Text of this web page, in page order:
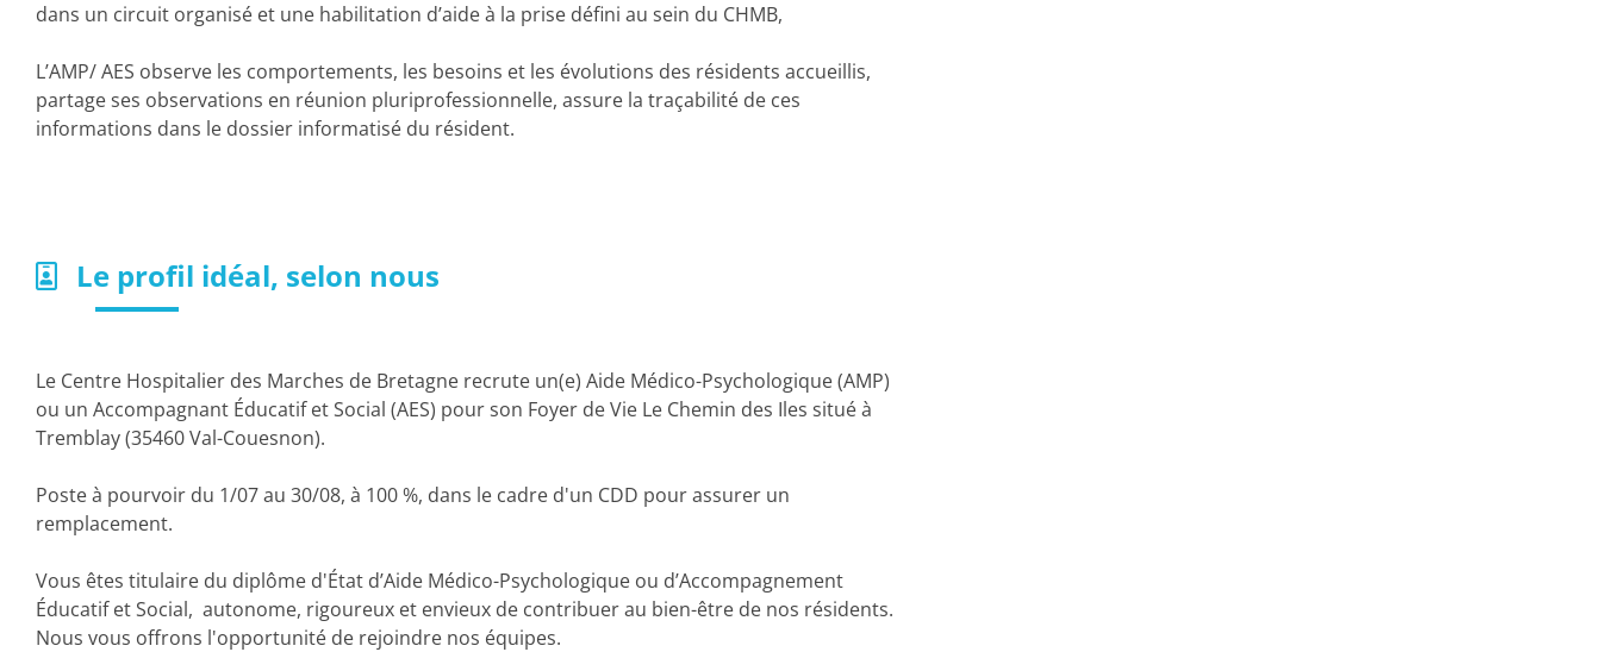
dans un circuit organisé et une habilitation d’aide à la prise défini au sein du CHMB,
L’AMP/ AES observe les comportements, les besoins et les évolutions des résidents accueillis,
partage ses observations en réunion pluriprofessionnelle, assure la traçabilité de ces
informations dans le dossier informatisé du résident.
Le profil idéal, selon nous
Le Centre Hospitalier des Marches de Bretagne recrute un(e) Aide Médico-Psychologique (AMP)
ou un Accompagnant Éducatif et Social (AES) pour son Foyer de Vie Le Chemin des Iles situé à
Tremblay (35460 Val-Couesnon).
Poste à pourvoir du 1/07 au 30/08, à 100 %, dans le cadre d'un CDD pour assurer un
remplacement.
Vous êtes titulaire du diplôme d'État d’Aide Médico-Psychologique ou d’Accompagnement
Éducatif et Social, autonome, rigoureux et envieux de contribuer au bien-être de nos résidents.
Nous vous offrons l'opportunité de rejoindre nos équipes.